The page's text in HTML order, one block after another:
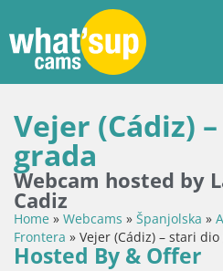
Vejer (Cádiz)
grada
Webcam hosted by
Cadiz
Home » Webcams » Španjolska »
Frontera » Vejer (Cádiz) – stari
Hosted By & Offer